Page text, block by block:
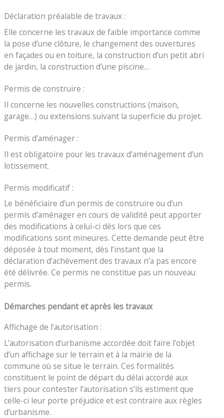
Déclaration préalable de travaux :
Elle concerne les travaux de faible importance comme
la pose d’une clôture, le changement des ouvertures
en façades ou en toiture, la construction d’un petit abri
de jardin, la construction d’une piscine…
Permis de construire :
Il concerne les nouvelles constructions (maison,
garage…) ou extensions suivant la superficie du projet.
Permis d’aménager :
Il est obligatoire pour les travaux d’aménagement d’un
lotissement.
Permis modificatif :
Le bénéficiaire d’un permis de construire ou d’un
permis d’aménager en cours de validité peut apporter
des modifications à celui-ci dès lors que ces
modifications sont mineures. Cette demande peut être
déposée à tout moment, dès l’instant que la
déclaration d’achèvement des travaux n’a pas encore
été délivrée. Ce permis ne constitue pas un nouveau
permis.
Démarches pendant et après les travaux
Affichage de l’autorisation :
L’autorisation d’urbanisme accordée doit faire l’objet
d’un affichage sur le terrain et à la mairie de la
commune où se situe le terrain. Ces formalités
constituent le point de départ du délai accordé aux
tiers pour contester l’autorisation s’ils estiment que
celle-ci leur porte préjudice et est contraire aux règles
d’urbanisme.